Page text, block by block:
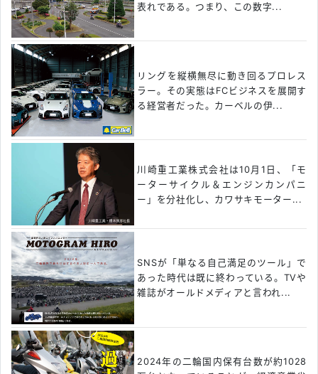
表れである。つまり、この数字...
リングを縦横無尽に動き回るプロレス
ラー。その実態はFCビジネスを展開す
る経営者だった。カーベルの伊...
川崎重工業株式会社は10月1日、「モ
ーターサイクル＆エンジンカンパニ
ー」を分社化し、カワサキモーター...
SNSが「単なる自己満足のツール」で
あった時代は既に終わっている。TVや
雑誌がオールドメディアと言われ...
2024年の二輪国内保有台数が約1028